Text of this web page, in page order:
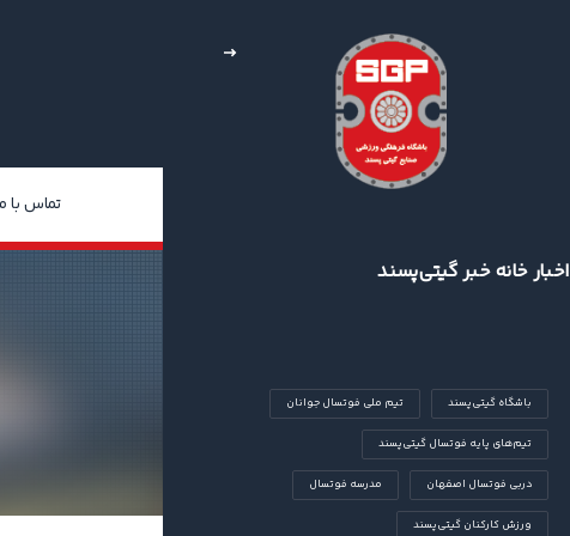
تماس با
اخبار خانه خبر گیتی‌پسند
باشگاه گیتی‌پسند تیم ملی فوتسال جوانان
تیم‌های پایه فوتسال گیتی‌پسند
دربی فوتسال اصفهان مدرسه فوتسال
ورزش کارکنان گیتی‌پسند